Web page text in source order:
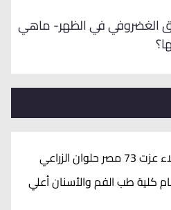
الغضروفي في الظهر- ماهي
الزراعي
كلية طب الفم والأسنان أعلي